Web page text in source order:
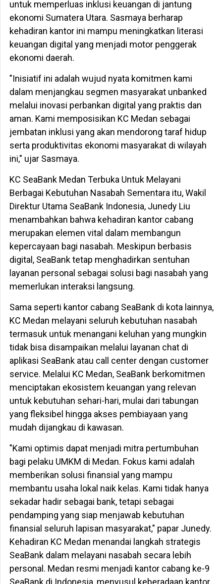
untuk memperluas inklusi keuangan di jantung
ekonomi Sumatera Utara. Sasmaya berharap
kehadiran kantor ini mampu meningkatkan literasi
keuangan digital yang menjadi motor penggerak
ekonomi daerah.
"Inisiatif ini adalah wujud nyata komitmen kami
dalam menjangkau segmen masyarakat unbanked
melalui inovasi perbankan digital yang praktis dan
aman. Kami memposisikan KC Medan sebagai
jembatan inklusi yang akan mendorong taraf hidup
serta produktivitas ekonomi masyarakat di wilayah
ini," ujar Sasmaya.
KC SeaBank Medan Terbuka Untuk Melayani
Berbagai Kebutuhan Nasabah Sementara itu, Wakil
Direktur Utama SeaBank Indonesia, Junedy Liu
menambahkan bahwa kehadiran kantor cabang
merupakan elemen vital dalam membangun
kepercayaan bagi nasabah. Meskipun berbasis
digital, SeaBank tetap menghadirkan sentuhan
layanan personal sebagai solusi bagi nasabah yang
memerlukan interaksi langsung.
Sama seperti kantor cabang SeaBank di kota lainnya,
KC Medan melayani seluruh kebutuhan nasabah
termasuk untuk menangani keluhan yang mungkin
tidak bisa disampaikan melalui layanan chat di
aplikasi SeaBank atau call center dengan customer
service. Melalui KC Medan, SeaBank berkomitmen
menciptakan ekosistem keuangan yang relevan
untuk kebutuhan sehari-hari, mulai dari tabungan
yang fleksibel hingga akses pembiayaan yang
mudah dijangkau di kawasan.
"Kami optimis dapat menjadi mitra pertumbuhan
bagi pelaku UMKM di Medan. Fokus kami adalah
memberikan solusi finansial yang mampu
membantu usaha lokal naik kelas. Kami tidak hanya
sekadar hadir sebagai bank, tetapi sebagai
pendamping yang siap menjawab kebutuhan
finansial seluruh lapisan masyarakat," papar Junedy.
Kehadiran KC Medan menandai langkah strategis
SeaBank dalam melayani nasabah secara lebih
personal. Medan resmi menjadi kantor cabang ke-9
SeaBank di Indonesia, menyusul keberadaan kantor